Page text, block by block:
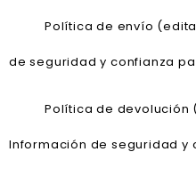
Política de envío
de seguridad y confianza
Política de devolución
Información de seguridad y